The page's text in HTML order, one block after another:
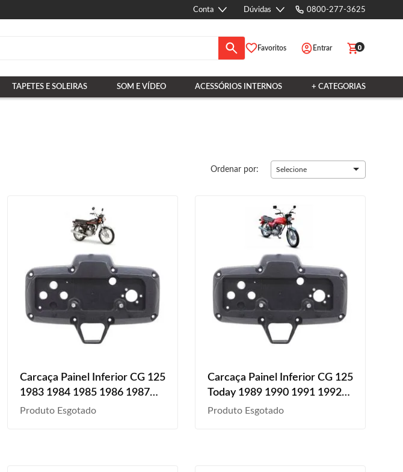
Conta Dúvidas 0800-277-3625
Favoritos Entrar 0
TAPETES E SOLEIRAS SOM E VÍDEO ACESSÓRIOS INTERNOS + CATEGORIAS
Ordenar por: Selecione
Carcaça Painel Inferior CG 125
1983 1984 1985 1986 1987
1988 Preto Texturizado
Produto Esgotado
Carcaça Painel Inferior CG 125
Today 1989 1990 1991 1992
Produto Esgotado